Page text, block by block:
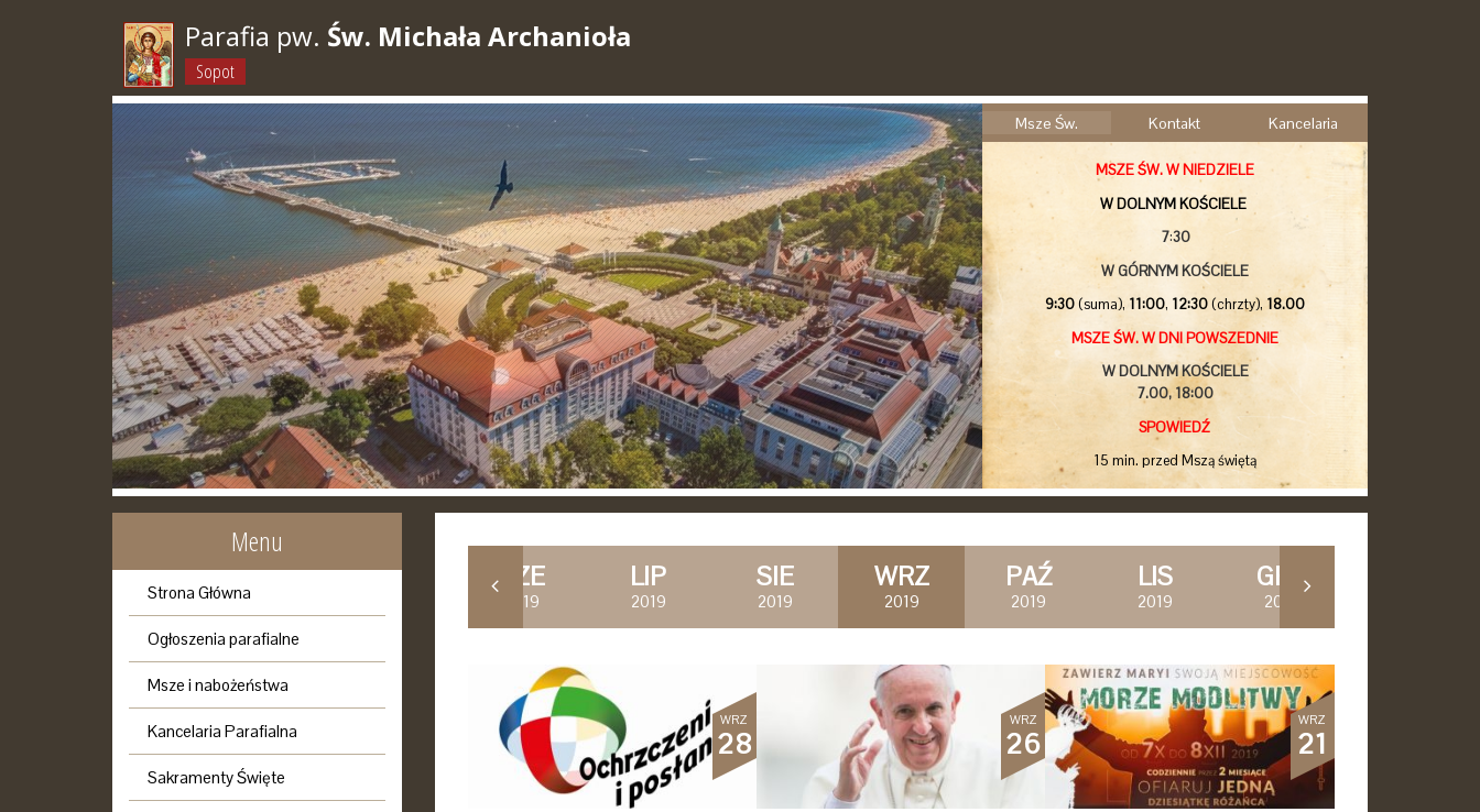
Parafia pw. Św. Michała Archanioła
Sopot
Msze Św. Kontakt Kancelaria
MSZE ŚW. W NIEDZIELE
W DOLNYM KOŚCIELE
7:30
W GÓRNYM KOŚCIELE
9:30(suma), 11:00, 12:30(chrzty), 18.00
MSZE ŚW. W DNI POWSZEDNIE
W DOLNYM KOŚCIELE
7.00, 18:00
SPOWIEDŹ
15 min. przed Mszą świętą
Menu
Strona Główna
Ogłoszenia parafialne
Msze i nabożeństwa
Kancelaria Parafialna
Sakramenty Święte
MAR
2019
KWI MAJ CZE
2019
LIP
2019
SIE
2019
WRZ
2019
PAŹ
2019
LIS
2019
GRU
2019
WRZ
28
WRZ
26
WRZ
21